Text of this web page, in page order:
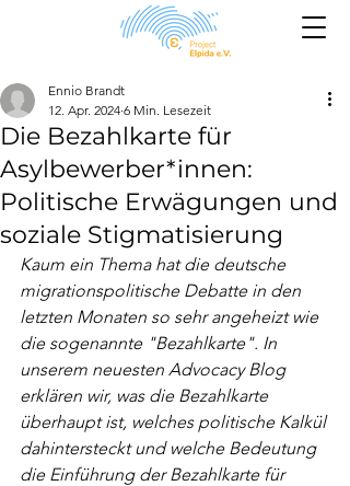
Die Bezahlkarte für
Asylbewerber*innen:
Politische Erwägungen und
soziale Stigmatisierung
Ennio Brandt
12. Apr. 2024 6 Min. Lesezeit
Kaum ein Thema hat die deutsche
migrationspolitische Debatte in den
letzten Monaten so sehr angeheizt wie
die sogenannte "Bezahlkarte". In
unserem neuesten Advocacy Blog
erklären wir, was die Bezahlkarte
überhaupt ist, welches politische Kalkül
dahintersteckt und welche Bedeutung
die Einführung der Bezahlkarte für